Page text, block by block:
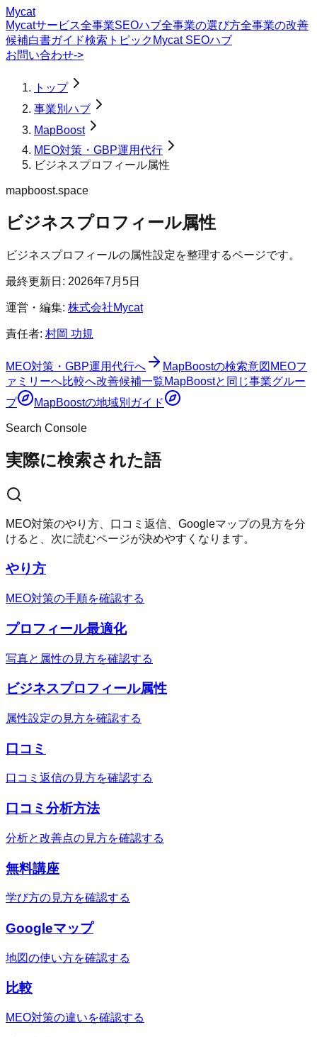
Mycat
Mycatサービス全事業SEOハブ全事業の選び方全事業の改善
候補白書ガイド検索トピック Mycat SEOハブ
お問い合わせ->
トップ
事業別ハブ
MapBoost
MEO対策・GBP運用代行
ビジネスプロフィール属性
mapboost.space
ビジネスプロフィール属性
ビジネスプロフィールの属性設定を整理するページです。
最終更新日: 2026年7月5日
運営・編集: 株式会社Mycat
責任者: 村岡 功規
MEO対策・GBP運用代行へ MapBoostの検索意図 MEOフ
ァミリーへ比較へ改善候補一覧MapBoostと同じ事業グルー
プ
MapBoostの地域別ガイド
Search Console
実際に検索された語
MEO対策のやり方、口コミ返信、Googleマップの見方を分
けると、次に読むページが決めやすくなります。
やり方
MEO対策の手順を確認する
プロフィール最適化
写真と属性の見方を確認する
ビジネスプロフィール属性
属性設定の見方を確認する
口コミ
口コミ返信の見方を確認する
口コミ分析方法
分析と改善点の見方を確認する
無料講座
学び方の見方を確認する
Googleマップ
地図の使い方を確認する
比較
MEO対策の違いを確認する